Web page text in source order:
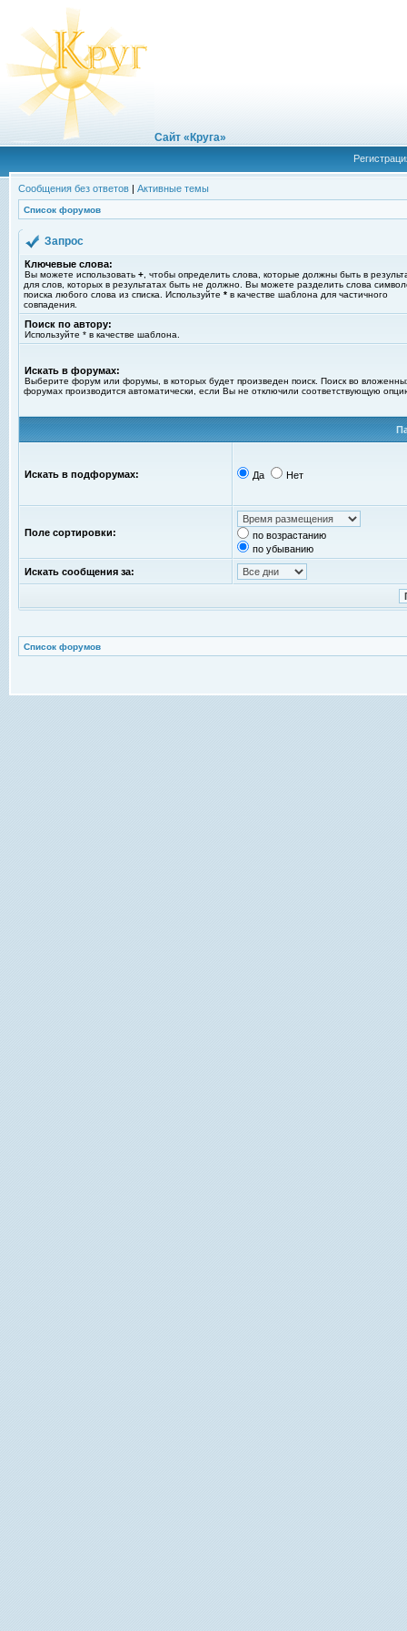
Сайт «Круга»
Сообщения без ответов | Активные темы
Список форумов
Запрос
Ключевые слова:
Вы можете использовать + , чтобы определить слова, которые должны быть в
для слов, которых в результатах быть не должно. Вы можете разделить слова
поиска любого слова из списка. Используйте * в качестве шаблона для частичного
совпадения.
Поиск по автору:
Используйте * в качестве шаблона.
Искать в форумах:
Выберите форум или форумы, в которых будет произведен поиск. Поиск во
форумах производится автоматически, если Вы не отключили соответствующую
Искать в подфорумах: Да Нет
Поле сортировки:
по возрастанию
по убыванию
Искать сообщения за:
Список форумов